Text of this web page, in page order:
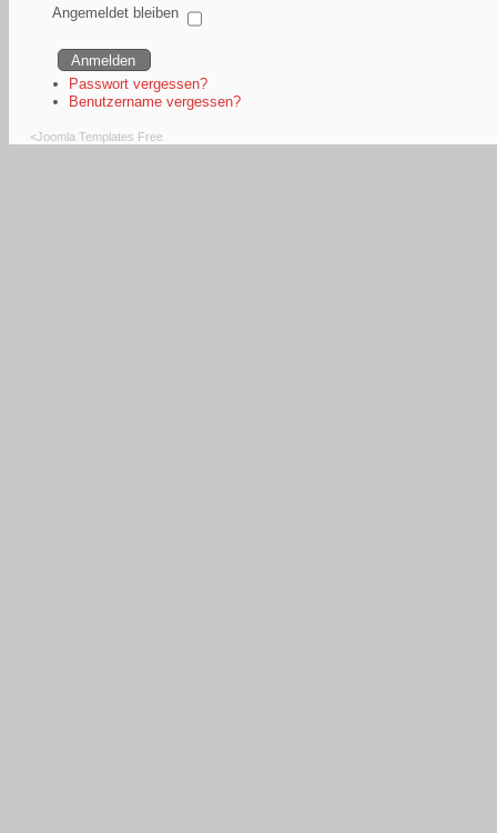
Angemeldet bleiben
Passwort vergessen?
Benutzername vergessen?
<Joomla Templates Free